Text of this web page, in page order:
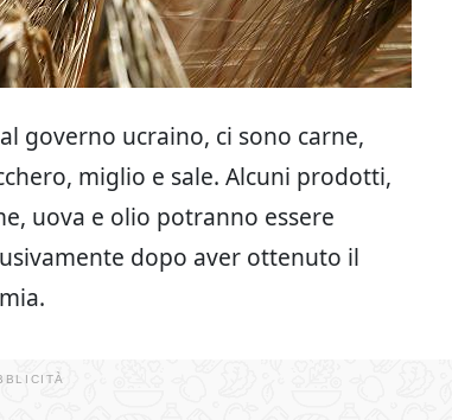
governo ucraino, ci sono carne,
miglio e sale. Alcuni prodotti,
uova e olio potranno essere
dopo aver ottenuto il